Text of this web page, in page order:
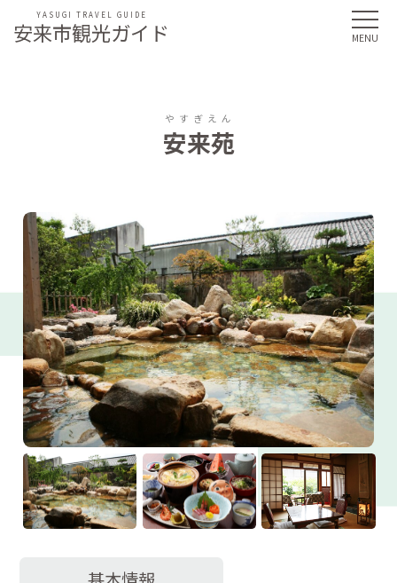
安来市観光ガイド
YASUGI TRAVEL GUIDE
安来苑
やすぎえん